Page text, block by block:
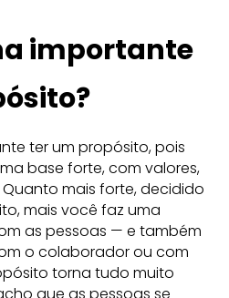
importante
ter um propósito, pois
base forte, com valores,
mais forte, decidido
mais você faz uma
as pessoas — e também
o colaborador ou com
torna tudo muito
que as pessoas se